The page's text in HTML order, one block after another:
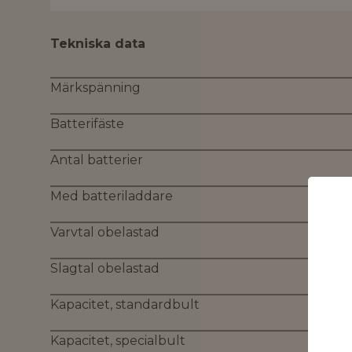
Tekniska data
Märkspänning
Batterifäste
Antal batterier
Med batteriladdare
Varvtal obelastad
Slagtal obelastad
Kapacitet, standardbult
Kapacitet, specialbult